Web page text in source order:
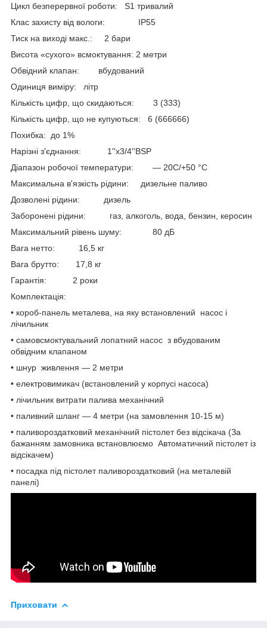
Цикл безперервної роботи: S1 тривалий
Клас захисту від вологи: IP55
Тиск на виході макс.: 2 бари
Висота «сухого» всмоктування: 2 метри
Обвідний клапан: вбудований
Одиниця виміру: літр
Кількість цифр, що скидаються: 3 (333)
Кількість цифр, що не купуються: 6 (666666)
Похибка: до 1%
Нарізні з'єднання: 1''х3/4''BSP
Діапазон робочої температури: — 20C/+50 °C
Максимальна в'язкість рідини: дизельне паливо
Дозволені рідини: дизель
Заборонені рідини: газ, алкоголь, вода, бензин, керосин
Максимальний рівень шуму: 80 дБ
Вага нетто: 16,5 кг
Вага брутто: 17,8 кг
Гарантія: 2 роки
Комплектація:
• короб-панель металева, на яку встановлений насос і
лічильник
• самовсмоктувальний лопатний насос з вбудованим
обвідним клапаном
• шнур живлення — 2 метри
• електровимикач (встановлений у корпусі насоса)
• лічильник витрати палива механічний
• паливний шланг — 4 метри (на замовлення 10-15 м)
• паливороздатковий механічний пістолет без відсікача (За
бажанням замовника встановлюємо Автоматичний пістолет із
відсікачем)
• посадка під пістолет паливороздатковий (на металевій
панелі)
Приховати